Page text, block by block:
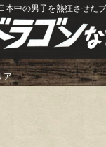
本中の男子を熱狂させた
ア